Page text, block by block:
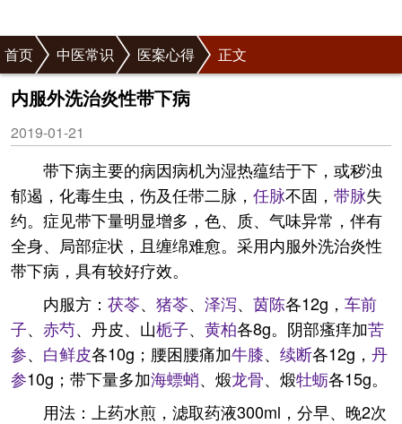
首页 中医常识 医案心得 正文
内服外洗治炎性带下病
2019-01-21
带下病主要的病因病机为湿热蕴结于下，或秽浊
郁遏，化毒生虫，伤及任带二脉， 任脉不固， 带脉失
约。症见带下量明显增多，色、质、气味异常，伴有
全身、局部症状，且缠绵难愈。采用内服外洗治炎性
带下病，具有较好疗效。
内服方： 茯苓、 猪苓、 泽泻、 茵陈各12g， 车前
子、 赤芍、丹皮、山栀子、 黄柏各8g。阴部瘙痒加苦
参、 白鲜皮各10g；腰困腰痛加牛膝、 续断各12g， 丹
参10g；带下量多加海螵蛸、煅龙骨、煅牡蛎各15g。
用法：上药水煎，滤取药液300ml，分早、晚2次